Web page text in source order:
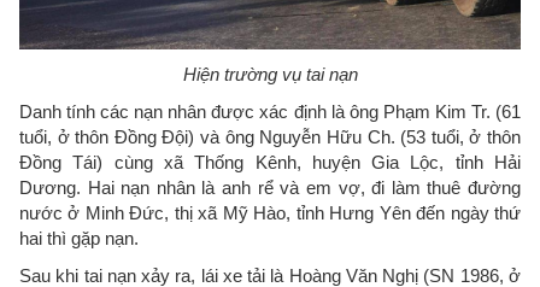
Hiện trường vụ tai nạn
Danh tính các nạn nhân được xác định là ông Phạm Kim Tr. (61
tuổi, ở thôn Đồng Đội) và ông Nguyễn Hữu Ch. (53 tuổi, ở thôn
Đồng Tái) cùng xã Thống Kênh, huyện Gia Lộc, tỉnh Hải
Dương. Hai nạn nhân là anh rể và em vợ, đi làm thuê đường
nước ở Minh Đức, thị xã Mỹ Hào, tỉnh Hưng Yên đến ngày thứ
hai thì gặp nạn.
Sau khi tai nạn xảy ra, lái xe tải là Hoàng Văn Nghị (SN 1986, ở